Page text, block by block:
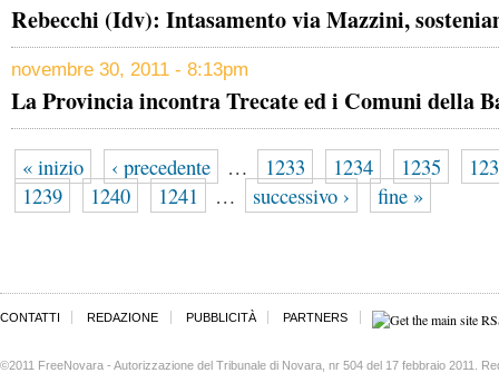
Rebecchi (Idv): Intasamento via Mazzini,
novembre 30, 2011 - 8:13pm
La Provincia incontra Trecate ed i Comuni della
« inizio ‹ precedente … 1233 1234 1235
1239
1240 1241 … successivo › fine »
CONTATTI REDAZIONE PUBBLICITÀ PARTNERS
©2011 FreeNovara - Autorizzazione del Tribunale di Novara, nr 504 del 17 febbraio 2011.